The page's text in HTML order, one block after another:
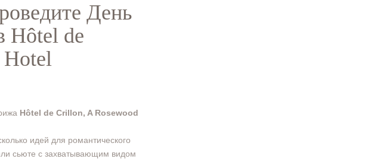
День
Hôtel de
Hôtel de Crillon, A Rosewood
идей для романтического
сьюте с захватывающим видом